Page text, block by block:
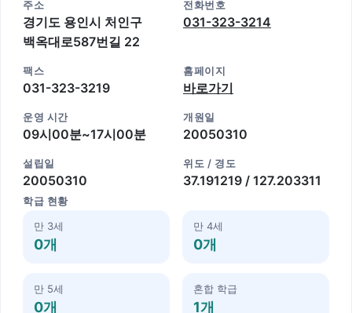
주소
경기도 용인시 처인구
백옥대로587번길 22
전화번호
031-323-3214
팩스
031-323-3219
홈페이지
바로가기
운영 시간
09시00분~17시00분
개원일
20050310
설립일
20050310
위도 / 경도
37.191219 / 127.203311
학급 현황
만 3세
0개
만 4세
0개
만 5세
0개
혼합 학급
1개